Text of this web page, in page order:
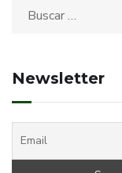
Newsletter